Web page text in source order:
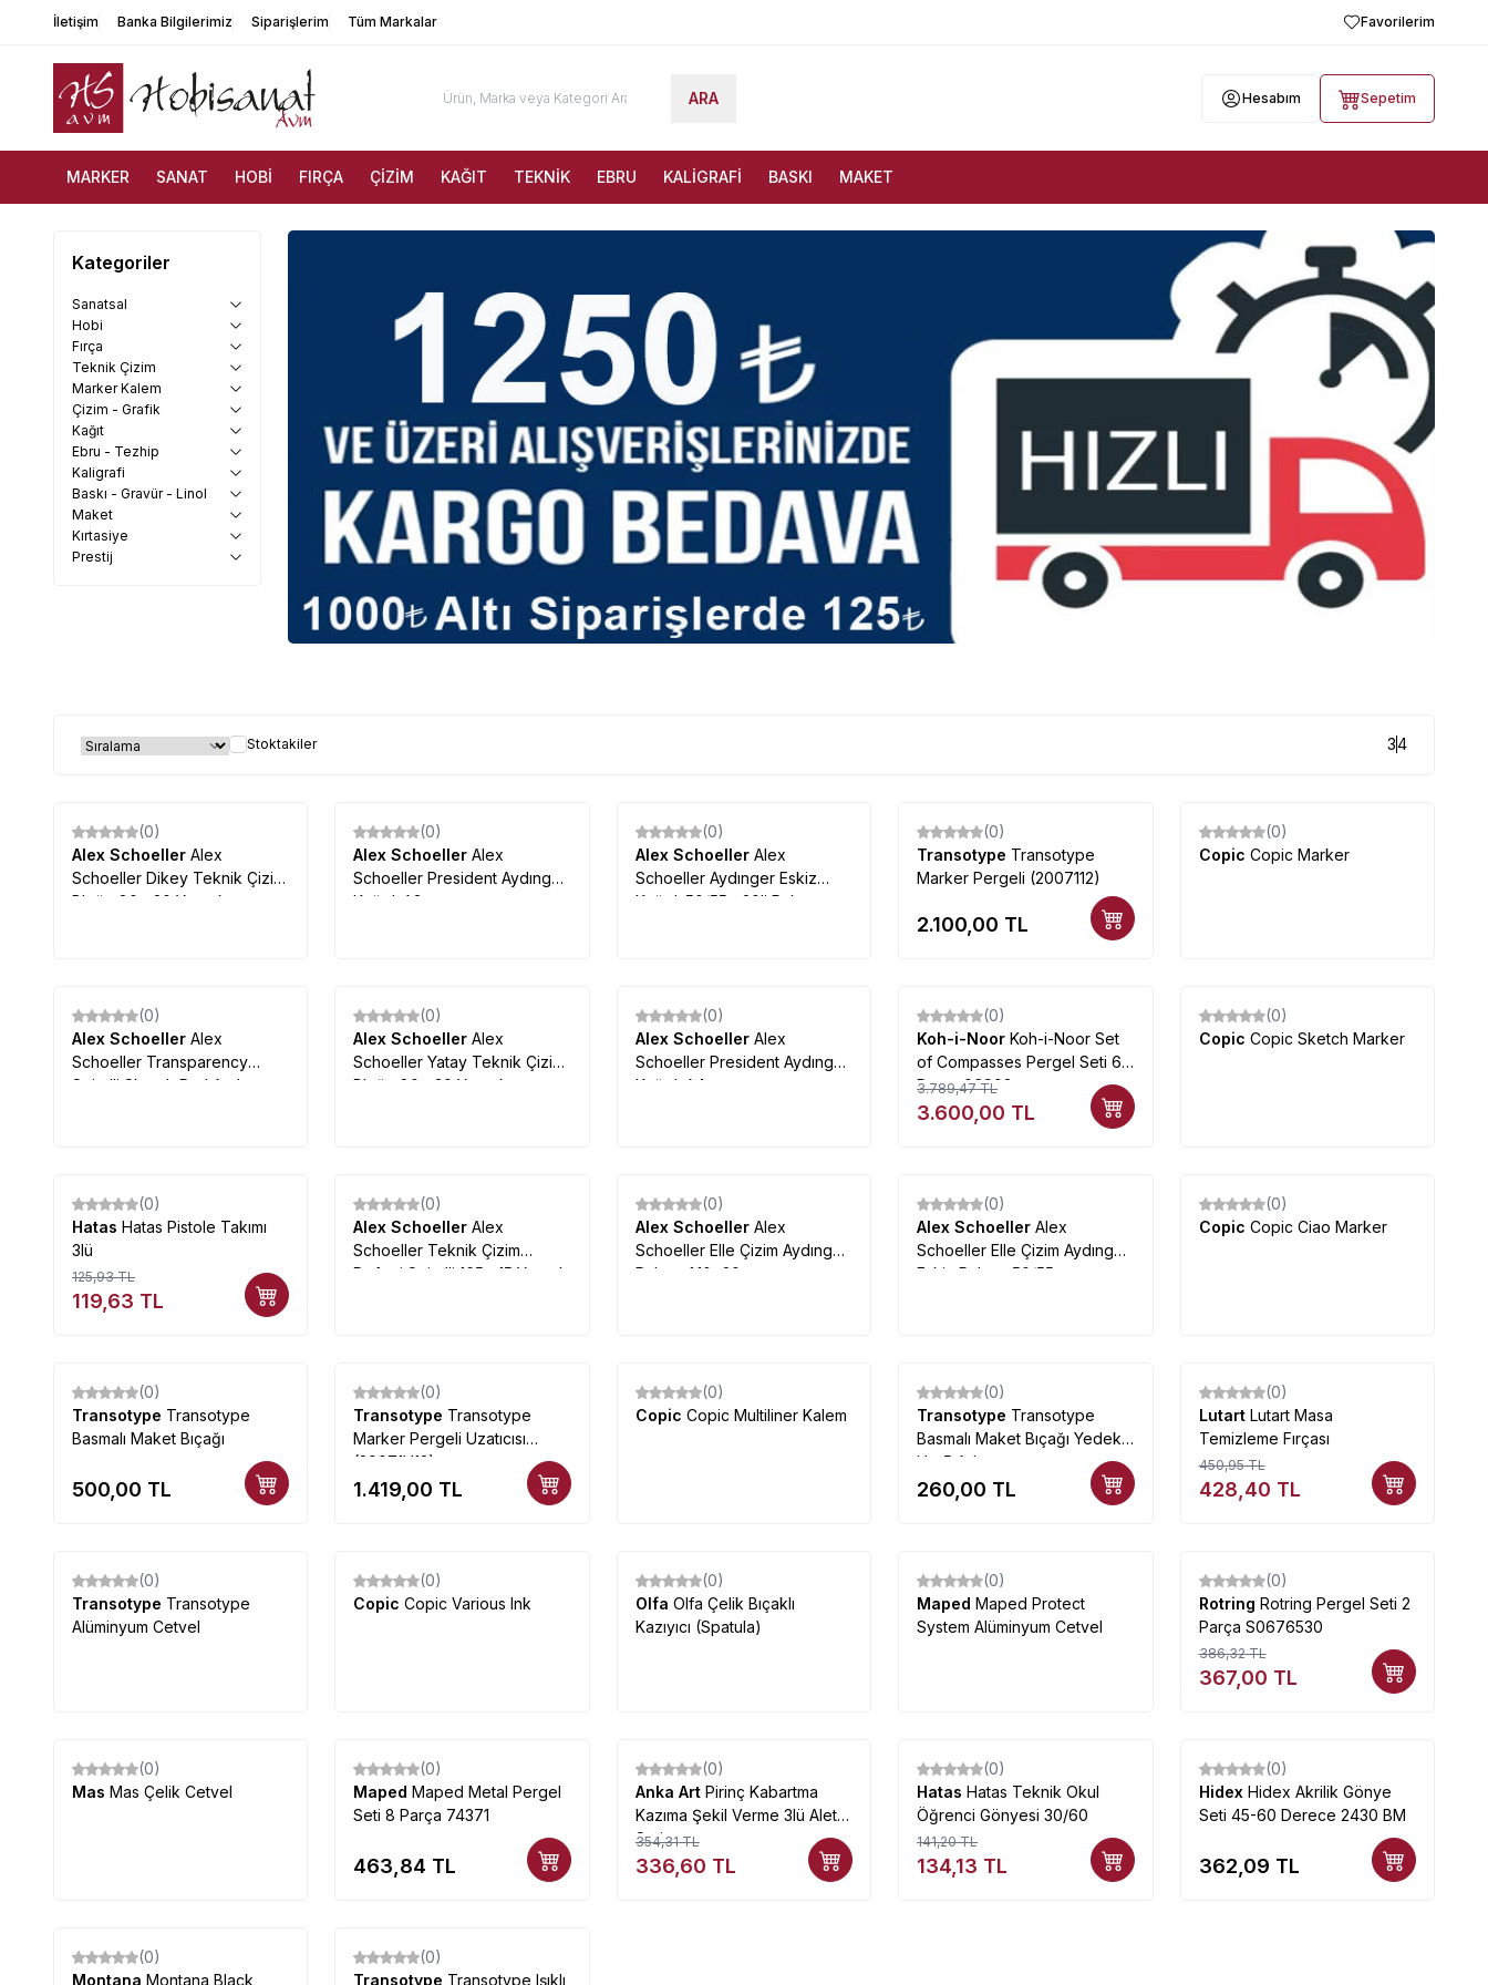
İletişim Banka Bilgilerimiz Siparişlerim Tüm Markalar Favorilerim
ARA Hesabım Sepetim
MARKER SANAT HOBİ FIRÇA ÇİZİM KAĞIT TEKNİK EBRU KALİGRAFİ BASKI MAKET
Kategoriler
Sanatsal
Hobi
Fırça
Teknik Çizim
Marker Kalem
Çizim - Grafik
Kağıt
Ebru - Tezhip
Kaligrafi
Baskı - Gravür - Linol
Maket
Kırtasiye
Prestij
Stoktakiler 34
(0)
Alex Schoeller Alex
Schoeller Dikey Teknik Çizim
Bloğu 80g 20 Yaprak
(0)
Alex SchoellerAlex
Schoeller President Aydınger
Kağıdı A3
(0)
Alex Schoeller Alex
Schoeller Aydınger Eskiz
Kağıdı 50/55g 20li Paket
(0)
Transotype Transotype
Marker Pergeli (2007112)
2.100,00 TL
(0)
Copic Copic Marker
(0)
Alex Schoeller Alex
Schoeller Transparency
Spiralli Sketch Pad Aydınger-
%23
(0)
Alex SchoellerAlex
Schoeller Yatay Teknik Çizim
Bloğu 80g 20 Yaprak
(0)
Alex Schoeller Alex
Schoeller President Aydınger
Kağıdı A4
%5
(0)
Koh-i-NoorKoh-i-Noor Set
of Compasses Pergel Seti 6
Parça 06902
3.789,47TL
3.600,00 TL
(0)
Copic Copic Sketch Marker
%5
(0)
Hatas Hatas Pistole Takımı
3lü
125,93TL
119,63 TL
(0)
Alex SchoellerAlex
Schoeller Teknik Çizim
Defteri Spiralli 165g 15 Yaprak
%35
(0)
Alex Schoeller Alex
Schoeller Elle Çizim Aydınger
Rulosu 1.10x20 m
(0)
Alex SchoellerAlex
Schoeller Elle Çizim Aydınger
Eskiz Rulosu 50/55 g
(0)
Copic Copic Ciao Marker
(0)
Transotype Transotype
Basmalı Maket Bıçağı
500,00 TL
(0)
Transotype Transotype
Marker Pergeli Uzatıcısı
(20071V12)
1.419,00 TL
(0)
Copic Copic Multiliner Kalem
(0)
Transotype Transotype
Basmalı Maket Bıçağı Yedek
Uç-5 Adet
260,00 TL
%5
(0)
Lutart Lutart Masa
Temizleme Fırçası
450,95TL
428,40 TL
(0)
Transotype Transotype
Alüminyum Cetvel
(0)
CopicCopic Various Ink
(0)
Olfa Olfa Çelik Bıçaklı
Kazıyıcı (Spatula)
(0)
MapedMaped Protect
System Alüminyum Cetvel
%5
(0)
Rotring Rotring Pergel Seti 2
Parça S0676530
386,32TL
367,00 TL
(0)
Mas Mas Çelik Cetvel
(0)
MapedMaped Metal Pergel
Seti 8 Parça 74371
463,84 TL
%5
(0)
Anka Art Pirinç Kabartma
Kazıma Şekil Verme 3lü Alet
Seti
354,31TL
336,60 TL
%5
(0)
HatasHatas Teknik Okul
Öğrenci Gönyesi 30/60
141,20TL
134,13 TL
(0)
Hidex Hidex Akrilik Gönye
Seti 45-60 Derece 2430 BM
362,09 TL
(0)
Montana Montana Black
(0)
Transotype Transotype Işıklı